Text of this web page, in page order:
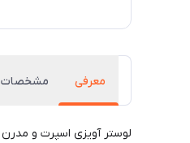
معرفی مشخصات